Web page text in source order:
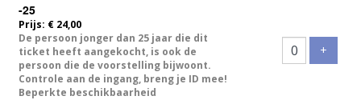
-25
Prijs: € 24,00
De persoon jonger dan 25 jaar die dit
ticket heeft aangekocht, is ook de
persoon die de voorstelling bijwoont.
Controle aan de ingang, breng je ID mee!
Beperkte beschikbaarheid
+